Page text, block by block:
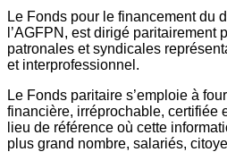
Le Fonds pour le financement du
l’AGFPN, est dirigé paritairement
patronales et syndicales
et interprofessionnel.
Le Fonds paritaire s’emploie à
financière, irréprochable, certifiée
lieu de référence où cette
plus grand nombre, salariés,